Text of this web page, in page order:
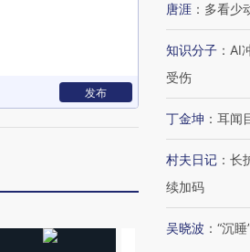
发布
唐涯 ： 多看少
知识分子 ： AI
受伤
丁金坤 ： 耳闻
村夫日记 ： 长
续加码
吴晓波 ： “沉